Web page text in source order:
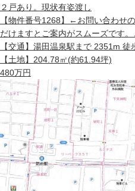
２戸あり。現状有姿渡し
【物件番号1268】←お問い合わせ
だけますとご案内がスムーズです
【交通】 湯田温泉駅まで 2351m 徒
【土地】 204.78㎡(約61.94坪)
480万円